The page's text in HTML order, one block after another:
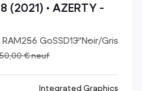
(2021) • AZERTY -
256 GoSSD13"Noir/Gris
€neuf
Integrated Graphics